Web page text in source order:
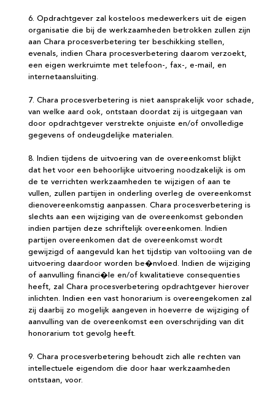
6. Opdrachtgever zal kosteloos medewerkers uit de eigen
organisatie die bij de werkzaamheden betrokken zullen zijn
aan Chara procesverbetering ter beschikking stellen,
evenals, indien Chara procesverbetering daarom verzoekt,
een eigen werkruimte met telefoon-, fax-, e-mail, en
internetaansluiting.
7. Chara procesverbetering is niet aansprakelijk voor schade,
van welke aard ook, ontstaan doordat zij is uitgegaan van
door opdrachtgever verstrekte onjuiste en/of onvolledige
gegevens of ondeugdelijke materialen.
8. Indien tijdens de uitvoering van de overeenkomst blijkt
dat het voor een behoorlijke uitvoering noodzakelijk is om
de te verrichten werkzaamheden te wijzigen of aan te
vullen, zullen partijen in onderling overleg de overeenkomst
dienovereenkomstig aanpassen. Chara procesverbetering is
slechts aan een wijziging van de overeenkomst gebonden
indien partijen deze schriftelijk overeenkomen. Indien
partijen overeenkomen dat de overeenkomst wordt
gewijzigd of aangevuld kan het tijdstip van voltooiing van de
uitvoering daardoor worden be�nvloed. Indien de wijziging
of aanvulling financi�le en/of kwalitatieve consequenties
heeft, zal Chara procesverbetering opdrachtgever hierover
inlichten. Indien een vast honorarium is overeengekomen zal
zij daarbij zo mogelijk aangeven in hoeverre de wijziging of
aanvulling van de overeenkomst een overschrijding van dit
honorarium tot gevolg heeft.
9. Chara procesverbetering behoudt zich alle rechten van
intellectuele eigendom die door haar werkzaamheden
ontstaan, voor.